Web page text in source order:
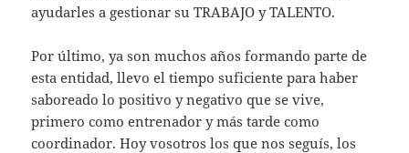
ayudarles a gestionar su TRABAJO y TALENTO.
Por último, ya son muchos años formando parte de
esta entidad, llevo el tiempo suficiente para haber
saboreado lo positivo y negativo que se vive,
primero como entrenador y más tarde como
coordinador. Hoy vosotros los que nos seguís, los